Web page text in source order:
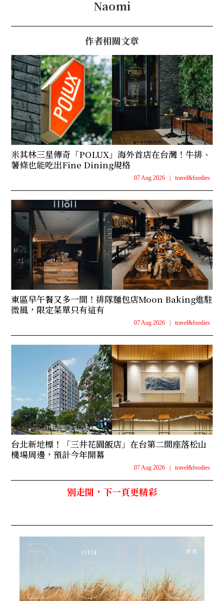
Naomi
作者相關文章
米其林三星傳奇「POLUX」海外首店在台灣！牛排、
薯條也能吃出Fine Dining規格
07 Aug 2026 travel&foodies
東區早午餐又多一間！排隊麵包店Moon Baking進駐
微風，限定菜單只有這有
07 Aug 2026 travel&foodies
台北新地標！「三井花園飯店」在台第二間座落松山
機場周邊，預計今年開幕
07 Aug 2026 travel&foodies
別走開，下一頁更精彩